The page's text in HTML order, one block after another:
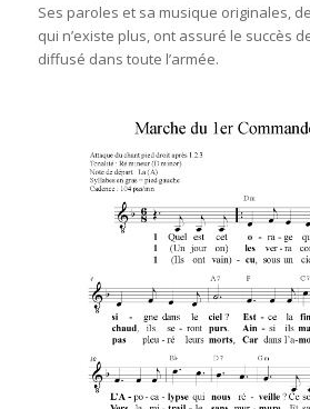
Ses paroles et sa musique originales,
qui n’existe plus, ont assuré le succès
diffusé dans toute l’armée.